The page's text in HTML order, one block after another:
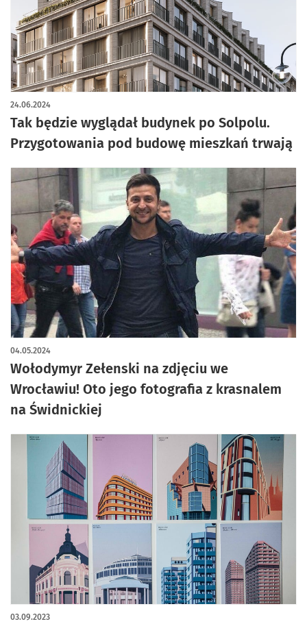
Tak będzie wyglądał budynek po Solpolu.
Przygotowania pod budowę mieszkań trwają
24.06.2024
artykuł z galerią zdjęć
Wołodymyr Zełenski na zdjęciu we
Wrocławiu! Oto jego fotografia z krasnalem
na Świdnickiej
04.05.2024
03.09.2023